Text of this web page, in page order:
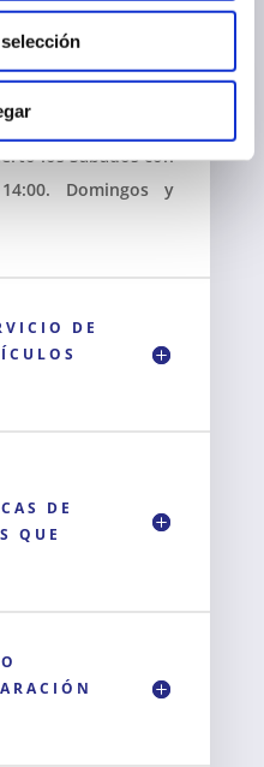
los Sábados con
Domingos y
DE
DE
QUE